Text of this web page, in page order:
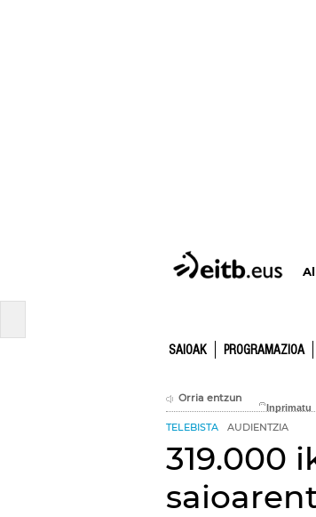
SAIOAK PROGRAMAZIOA
Orria entzun
TELEBISTA AUDIENTZIA
319.000